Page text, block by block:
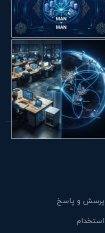
پرسش و پاسخ
استخدام